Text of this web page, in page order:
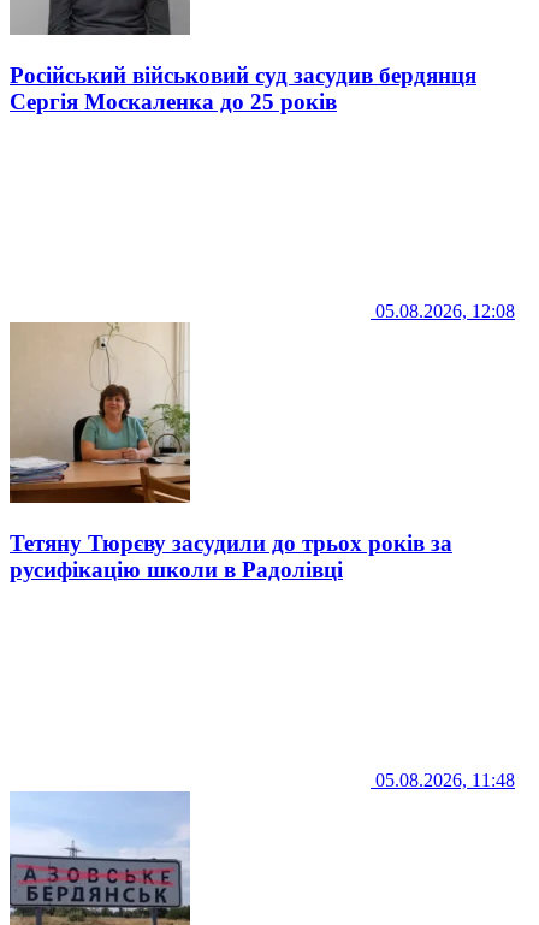
Російський військовий суд засудив бердянця
Сергія Москаленка до 25 років
05.08.2026, 12:08
Тетяну Тюрєву засудили до трьох років за
русифікацію школи в Радолівці
05.08.2026, 11:48